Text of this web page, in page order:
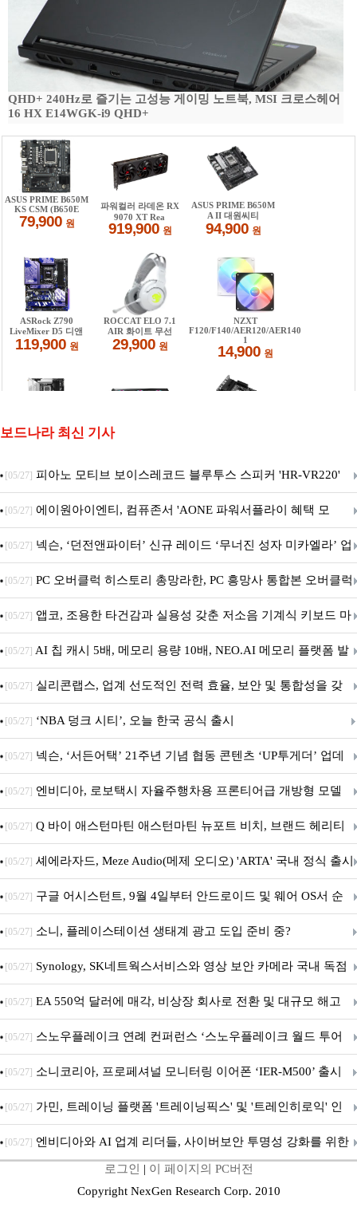
QHD+ 240Hz로 즐기는 고성능 게이밍 노트북, MSI 크로스헤어
16 HX E14WGK-i9 QHD+
보드나라 최신 기사
[05/27] 피아노 모티브 보이스레코드 블루투스 스피커 'HR-VR220'
출시
[05/27] 에이원아이엔티, 컴퓨존서 'AONE 파워서플라이 혜택 모
음.ZIP' 이벤트 진행
[05/27] 넥슨, ‘던전앤파이터’ 신규 레이드 ‘무너진 성자 미카엘라’ 업
데이트!
[05/27] PC 오버클럭 히스토리 총망라한, PC 흥망사 통합본 오버클럭
특집(1-4편)
[05/27] 앱코, 조용한 타건감과 실용성 갖춘 저소음 기계식 키보드 마
우스 세트 'KM580' 출시
[05/27] AI 칩 캐시 5배, 메모리 용량 10배, NEO.AI 메모리 플랫폼 발
표
[05/27] 실리콘랩스, 업계 선도적인 전력 효율, 보안 및 통합성을 갖
춘 초저전력 블루투스 LE SoC ‘BG2B’ 공개
[05/27] ‘NBA 덩크 시티’, 오늘 한국 공식 출시
[05/27] 넥슨, ‘서든어택’ 21주년 기념 협동 콘텐츠 ‘UP투게더’ 업데
이트
[05/27] 엔비디아, 로보택시 자율주행차용 프론티어급 개방형 모델
‘알파마요 2 슈퍼’ 상업적 이용 가능
[05/27] Q 바이 애스턴마틴 애스턴마틴 뉴포트 비치, 브랜드 헤리티
지 담은 ‘헤리티지 에디션 컬렉션’ 공개
[05/27] 셰에라자드, Meze Audio(메제 오디오) 'ARTA' 국내 정식 출시
[05/27] 구글 어시스턴트, 9월 4일부터 안드로이드 및 웨어 OS서 순
차 서비스 종료
[05/27] 소니, 플레이스테이션 생태계 광고 도입 준비 중?
[05/27] Synology, SK네트웍스서비스와 영상 보안 카메라 국내 독점
판매 파트너십 체결
[05/27] EA 550억 달러에 매각, 비상장 회사로 전환 및 대규모 해고
전망
[05/27] 스노우플레이크 연례 컨퍼런스 ‘스노우플레이크 월드 투어
서울’ 개최
[05/27] 소니코리아, 프로페셔널 모니터링 이어폰 ‘IER-M500’ 출시
[05/27] 가민, 트레이닝 플랫폼 '트레이닝픽스' 및 '트레인히로익' 인
수로 선수와 코치에 맞춤형 훈련 지원 확대
[05/27] 엔비디아와 AI 업계 리더들, 사이버보안 투명성 강화를 위한
SAFE 가이드라인 제안
로그인 | 이 페이지의 PC버전
Copyright NexGen Research Corp. 2010